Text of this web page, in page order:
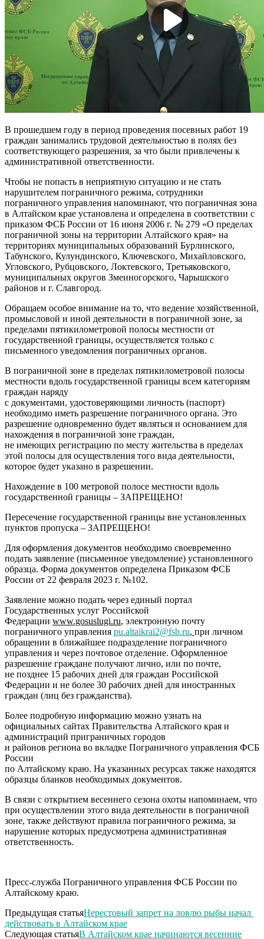
В прошедшем году в период проведения посевных работ 19
граждан занимались трудовой деятельностью в полях без
соответствующего разрешения, за что были привлечены к
административной ответственности.
Чтобы не попасть в неприятную ситуацию и не стать
нарушителем пограничного режима, сотрудники
пограничного управления напоминают, что пограничная зона
в Алтайском крае установлена и определена в соответствии с
приказом ФСБ России от 16 июня 2006 г. № 279 «О пределах
пограничной зоны на территории Алтайского края» на
территориях муниципальных образований Бурлинского,
Табунского, Кулундинского, Ключевского, Михайловского,
Угловского, Рубцовского, Локтевского, Третьяковского,
муниципальных округов Змеиногорского, Чарышского
районов и г. Славгород.
Обращаем особое внимание на то, что ведение хозяйственной,
промысловой и иной деятельности в пограничной зоне, за
пределами пятикилометровой полосы местности от
государственной границы, осуществляется только с
письменного уведомления пограничных органов.
В пограничной зоне в пределах пятикилометровой полосы
местности вдоль государственной границы всем категориям
граждан наряду
с документами, удостоверяющими личность (паспорт)
необходимо иметь разрешение пограничного органа. Это
разрешение одновременно будет являться и основанием для
нахождения в пограничной зоне граждан,
не имеющих регистрацию по месту жительства в пределах
этой полосы для осуществления того вида деятельности,
которое будет указано в разрешении.
Нахождение в 100 метровой полосе местности вдоль
государственной границы – ЗАПРЕЩЕНО!
Пересечение государственной границы вне установленных
пунктов пропуска – ЗАПРЕЩЕНО!
Для оформления документов необходимо своевременно
подать заявление (письменное уведомление) установленного
образца. Форма документов определена Приказом ФСБ
России от 22 февраля 2023 г. №102.
Заявление можно подать через единый портал
Государственных услуг Российской
Федерации www.gosuslugi.ru, электронную почту
пограничного управления pu.altaikrai2@fsb.ru, при личном
обращении в ближайшее подразделение пограничного
управления и через почтовое отделение. Оформленное
разрешение граждане получают лично, или по почте,
не позднее 15 рабочих дней для граждан Российской
Федерации и не более 30 рабочих дней для иностранных
граждан (лиц без гражданства).
Более подробную информацию можно узнать на
официальных сайтах Правительства Алтайского края и
администраций приграничных городов
и районов региона во вкладке Пограничного управления ФСБ
России
по Алтайскому краю. На указанных ресурсах также находятся
образцы бланков необходимых документов.
В связи с открытием весеннего сезона охоты напоминаем, что
при осуществлении этого вида деятельности в пограничной
зоне, также действуют правила пограничного режима, за
нарушение которых предусмотрена административная
ответственность.
Пресс-служба Пограничного управления ФСБ России по
Алтайскому краю.
Предыдущая статьяНерестовый запрет на ловлю рыбы начал
действовать в Алтайском крае
Следующая статьяВ Алтайском крае начинаются весенние